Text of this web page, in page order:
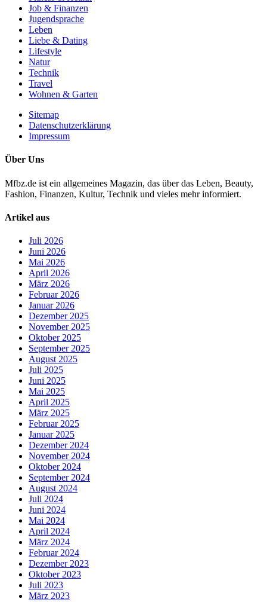
Job & Finanzen
Jugendsprache
Leben
Liebe & Dating
Lifestyle
Natur
Technik
Travel
Wohnen & Garten
Sitemap
Datenschutzerklärung
Impressum
Über Uns
Mfbz.de ist ein allgemeines Magazin, das über das Leben, Beauty,
Fashion, Finanzen, Kultur, Technik und vieles mehr informiert.
Artikel aus
Juli 2026
Juni 2026
Mai 2026
April 2026
März 2026
Februar 2026
Januar 2026
Dezember 2025
November 2025
Oktober 2025
September 2025
August 2025
Juli 2025
Juni 2025
Mai 2025
April 2025
März 2025
Februar 2025
Januar 2025
Dezember 2024
November 2024
Oktober 2024
September 2024
August 2024
Juli 2024
Juni 2024
Mai 2024
April 2024
März 2024
Februar 2024
Dezember 2023
Oktober 2023
Juli 2023
März 2023